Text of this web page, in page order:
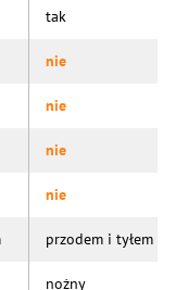
tak
nie
nie
nie
nie
przodem i tyłem
nożny